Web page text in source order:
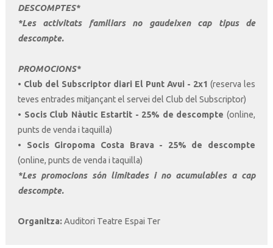
DESCOMPTES*
*Les activitats familiars no gaudeixen cap tipus de
descompte.
PROMOCIONS*
• Club del Subscriptor diari El Punt Avui - 2x1 (reserva les
teves entrades mitjançant el servei del Club del Subscriptor)
• Socis Club Nàutic Estartit - 25% de descompte (online,
punts de venda i taquilla)
• Socis Giropoma Costa Brava - 25% de descompte
(online, punts de venda i taquilla)
*Les promocions són limitades i no acumulables a cap
descompte.
Organitza: Auditori Teatre Espai Ter